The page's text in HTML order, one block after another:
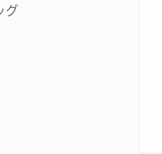
グ